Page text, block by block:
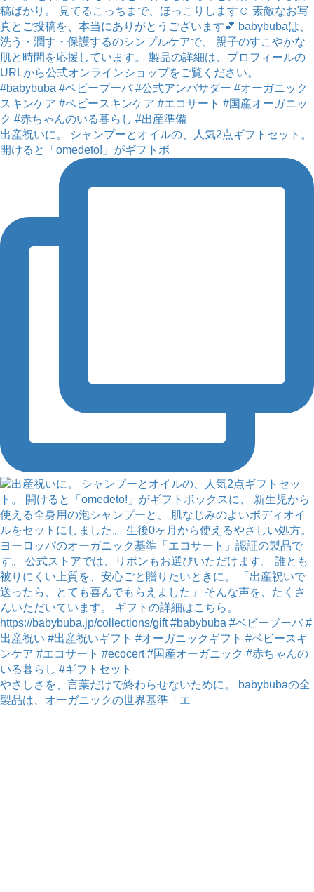
出産祝いに。 シャンプーとオイルの、人気2点ギフトセット。
開けると「omedeto!」がギフトボ
やさしさを、言葉だけで終わらせないために。 babybubaの全
製品は、オーガニックの世界基準「エ